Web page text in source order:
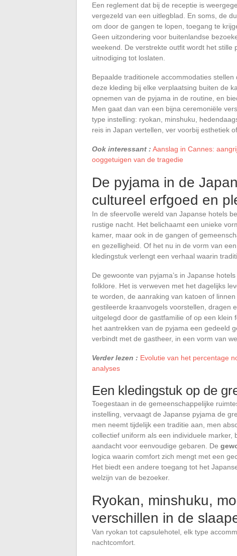
Een reglement dat bij de receptie is
vergezeld van een uitlegblad. En soms, de
om door de gangen te lopen, toegang te
Geen uitzondering voor buitenlandse
weekend. De verstrekte outfit wordt het
uitnodiging tot loslaten.
Bepaalde traditionele accommodaties
deze kleding bij elke verplaatsing buiten de
opnemen van de pyjama in de routine, en
Men gaat dan van een bijna ceremoniële
type instelling: ryokan, minshuku,
reis in Japan vertellen, ver voorbij esthetiek
Ook interessant : Aanslag in Cannes:
ooggetuigen van de tragedie
De pyjama in de
cultureel erfgoed en
In de sfeervolle wereld van Japanse hotels
rustige nacht. Het belichaamt een unieke
kamer, maar ook in de gangen of
en gezelligheid. Of het nu in de vorm van een
kledingstuk verlengt een verhaal waarin
De gewoonte van pyjama’s in Japanse
folklore. Het is verweven met het dagelijks
te worden, de aanraking van katoen of
gestileerde kraanvogels voorstellen, dragen
uitgelegd door de gastfamilie of op een
het aantrekken van de pyjama een gedeeld
verbindt met de gastheer, in een vorm van
Verder lezen : Evolutie van het percentage
analyses
Een kledingstuk op de
Toegestaan in de gemeenschappelijke
instelling, vervaagt de Japanse pyjama de
men neemt tijdelijk een traditie aan, men
collectief uniform als een individuele
aandacht voor eenvoudige gebaren. De
logica waarin comfort zich mengt met een
Het biedt een andere toegang tot het
welzijn van de bezoeker.
Ryokan, minshuku,
verschillen in de
Van ryokan tot capsulehotel, elk type
nachtcomfort.